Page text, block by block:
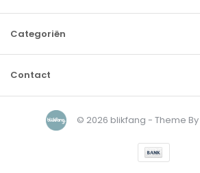
Categoriën
Contact
© 2026 blikfang - Theme By